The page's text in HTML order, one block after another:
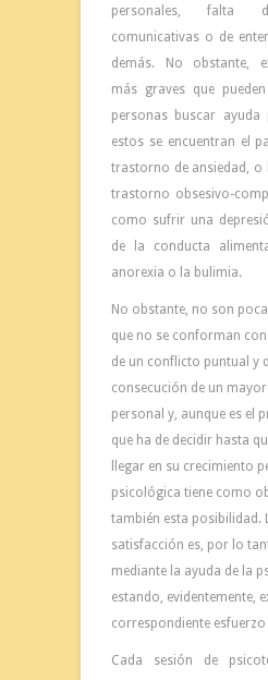
personales, falta
comunicativas o de
demás. No obstante,
más graves que
personas buscar ayuda
estos se encuentran el
trastorno de ansiedad, o
trastorno obsesivo-
como sufrir una
de la conducta
anorexia o la bulimia.
No obstante, no son
que no se conforman
de un conflicto puntual y
consecución de un
personal y, aunque es el
que ha de decidir hasta
llegar en su crecimiento
psicológica tiene como
también esta posibilidad.
satisfacción es, por lo
mediante la ayuda de la
estando, evidentemente,
correspondiente
Cada sesión de